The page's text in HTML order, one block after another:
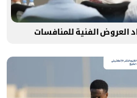
العروض الفنية للمنافسات